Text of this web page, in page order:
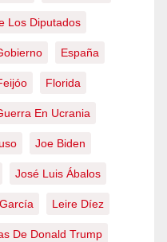
Los Diputados
España
Florida
En Ucrania
Joe Biden
José Luis Ábalos
Leire Díez
De Donald Trump